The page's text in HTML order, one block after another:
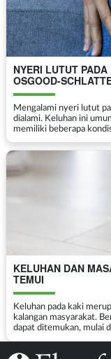
NYERI LUTUT
OSGOOD-
Mengalami nyeri lutut
dialami. Keluhan ini
memiliki beberapa
KELUHAN DAN
TEMUI
Keluhan pada kaki
kalangan masyarakat. Berbagai macam keluhan yang dirasakan pada kaki
dapat ditemukan, mulai